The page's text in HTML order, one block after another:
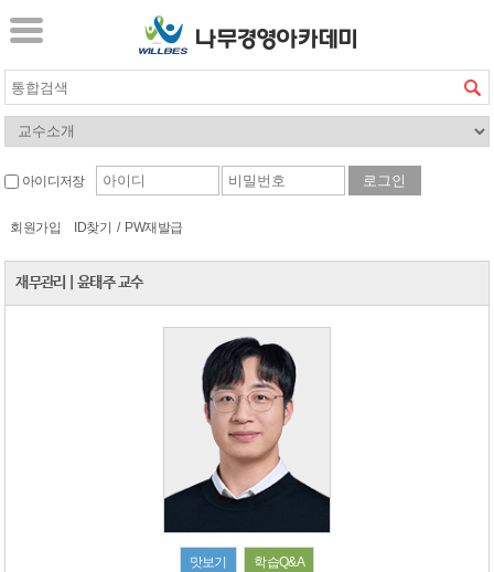
아이디저장
회원가입 ID찾기 / PW재발급
재무관리 윤태주 교수
맛보기 학습Q&A